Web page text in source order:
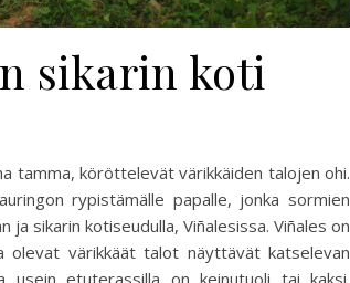
sikarin koti
tamma, köröttelevät värikkäiden talojen ohi.
rypistämälle papalle, jonka sormien
ja sikarin kotiseudulla, Viñalesissa. Viñales on
olevat värikkäät talot näyttävät katselevan
usein etuterassilla on keinutuoli tai kaksi.